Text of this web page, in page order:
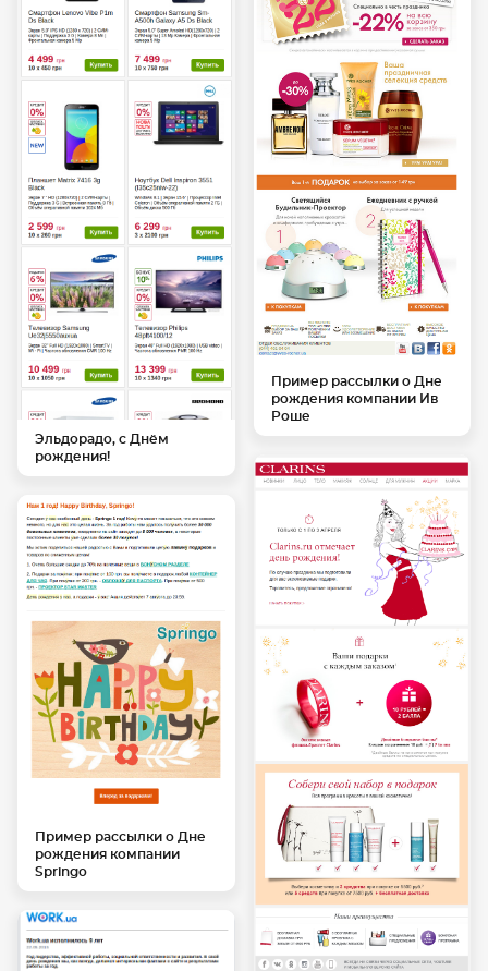
Эльдорадо, с Днём
рождения!
Пример рассылки о Дне
рождения компании
Springo
Пример рассылки о Дне
рождения компании Ив
Роше